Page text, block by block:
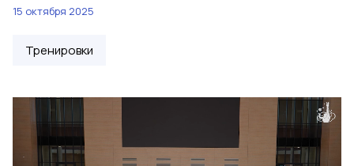
15 октября 2025
Тренировки